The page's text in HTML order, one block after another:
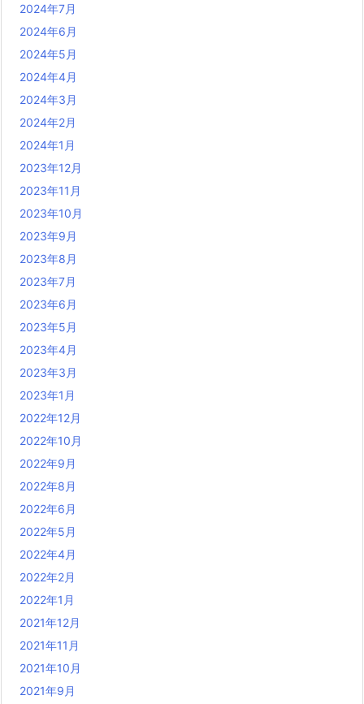
2024年7月
2024年6月
2024年5月
2024年4月
2024年3月
2024年2月
2024年1月
2023年12月
2023年11月
2023年10月
2023年9月
2023年8月
2023年7月
2023年6月
2023年5月
2023年4月
2023年3月
2023年1月
2022年12月
2022年10月
2022年9月
2022年8月
2022年6月
2022年5月
2022年4月
2022年2月
2022年1月
2021年12月
2021年11月
2021年10月
2021年9月